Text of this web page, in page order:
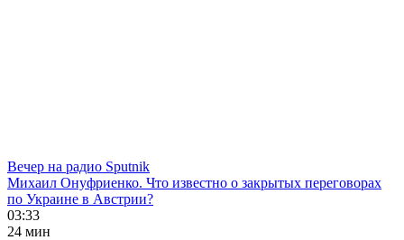
Вечер на радио Sputnik
Михаил Онуфриенко. Что известно о закрытых переговорах
по Украине в Австрии?
03:33
24 мин